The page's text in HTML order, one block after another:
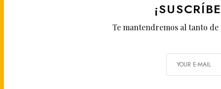
Te mantendremos al tanto de